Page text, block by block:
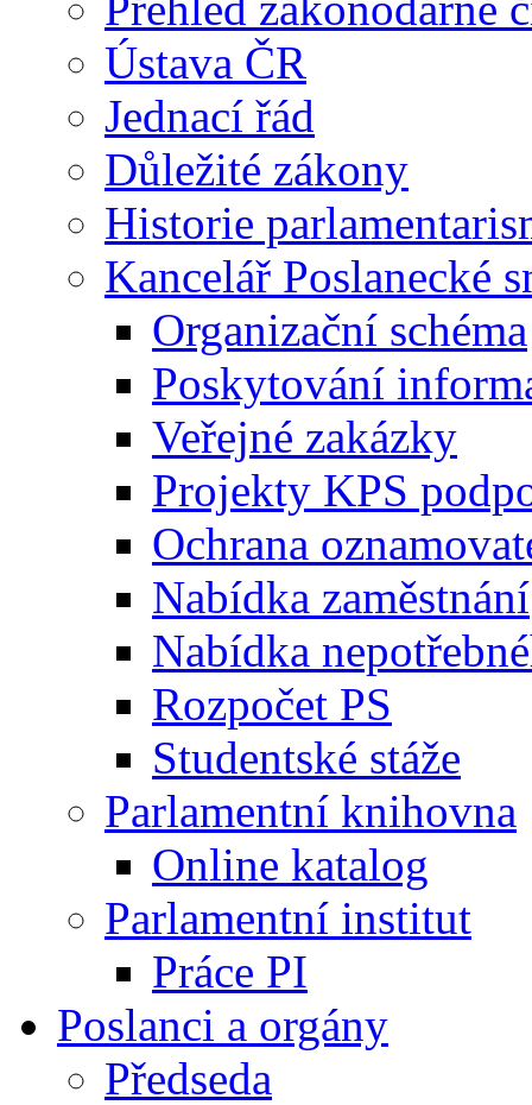
Ústava ČR
Jednací řád
Důležité zákony
Historie
Kancelář Poslanecké
Organizační schéma
Poskytování
Veřejné zakázky
Projekty KPS
Ochrana
Nabídka zaměstnání
Nabídka
Rozpočet PS
Studentské stáže
Parlamentní knihovna
Online katalog
Parlamentní institut
Práce PI
Poslanci a orgány
Předseda